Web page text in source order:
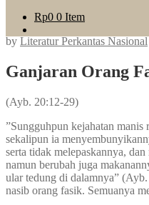
Rp0 0 Item
by Literatur Perkantas Nasional
Ganjaran Orang
(Ayb. 20:12-29)
”Sungguhpun kejahatan manis
sekalipun ia
serta tidak melepaskannya,
namun berubah juga
ular tedung di dalamnya”
nasib orang fasik. Semuanya